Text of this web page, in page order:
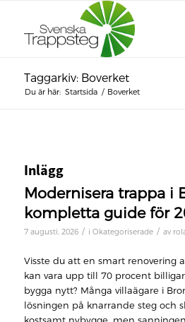
Taggarkiv: Boverket
Du är här: Startsida / Boverket
Inlägg
Modernisera trappa i
kompletta guide för
7 augusti, 2026 / i Okategoriserade / av
Visste du att en smart renovering
kan vara upp till 70 procent
bygga nytt? Många villaägare i
lösningen på knarrande steg och